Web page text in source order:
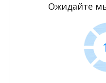
Ожидайте